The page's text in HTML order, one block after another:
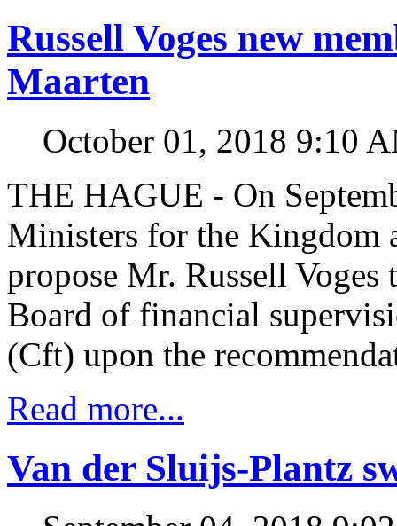
Russell Voges new
Maarten
October 01, 2018 9:10
THE HAGUE - On
Ministers for the Kingdom
propose Mr. Russell
Board of financial
(Cft) upon the
Read more...
Van der Sluijs-Plantz